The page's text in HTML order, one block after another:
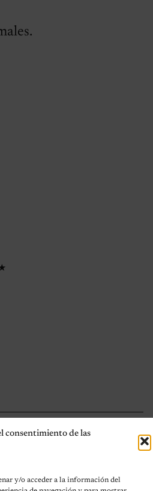
consentimiento de las
y/o acceder a la información del
de Mascotas